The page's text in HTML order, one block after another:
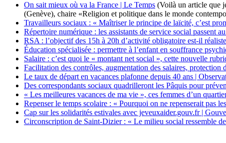
On sait mieux où va la France | Le Temps (Voilà un article que
(Genève), chaire «Religion et politique dans le monde
Travailleurs sociaux : « Maîtriser le principe de laïcité, c’est
Répertoire numérique : les assistants de service social passent
RSA : l’objectif des 15h à 20h d’activité obligatoire est-il
Éducation spécialisée : permettre à l’enfant en souffrance
Salaire : c’est quoi le « montant net social », cette nouvelle
Facilitation des contrôles, augmentation des salaires,
Le taux de départ en vacances plafonne depuis 40 ans |
Des correspondants sociaux quadrilleront les Pâquis pour
« Les meilleures vacances de ma vie », ces femmes d’un
Repenser le temps scolaire : « Pourquoi on ne repenserait pas
Cap sur les solidarités estivales avec jeveuxaider.gouv.fr |
Circonscription de Saint-Dizier : « Le milieu social ressemble